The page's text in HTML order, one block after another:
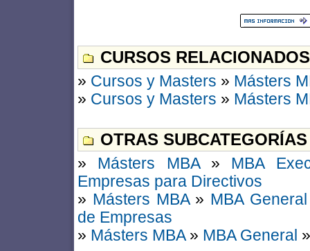
CURSOS
» Cursos y Masters » Másters
» Cursos y Masters » Másters
OTRAS
» Másters MBA» MBA
Empresas para Directivos
» Másters MBA» MBA General
de Empresas
» Másters MBA» MBA General